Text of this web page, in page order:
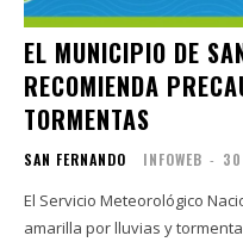
EL MUNICIPIO DE
RECOMIENDA
TORMENTAS
SAN FERNANDO INFOWEB -
El Servicio Meteorológico
amarilla por lluvias y